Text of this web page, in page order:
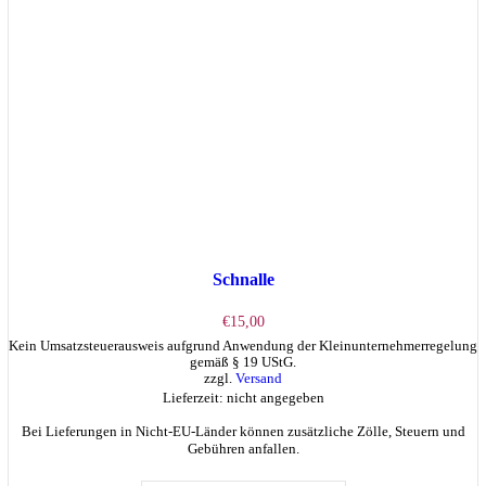
Schnalle
€15,00
Kein Umsatzsteuerausweis aufgrund Anwendung der Kleinunternehmerregelung
gemäß § 19 UStG.
zzgl. Versand
Lieferzeit: nicht angegeben
Bei Lieferungen in Nicht-EU-Länder können zusätzliche Zölle, Steuern und
Gebühren anfallen.